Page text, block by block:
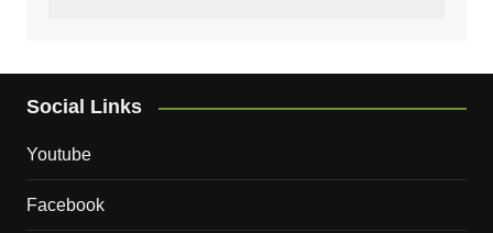
Social Links
Youtube
Facebook